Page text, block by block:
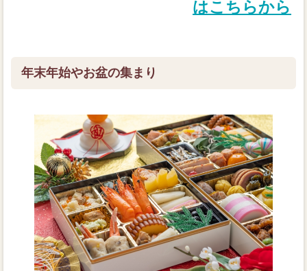
はこちらから
年末年始やお盆の集まり